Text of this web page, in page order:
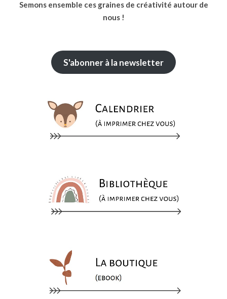
Semons ensemble ces graines de créativité autour de
nous !
S'abonner à la newsletter